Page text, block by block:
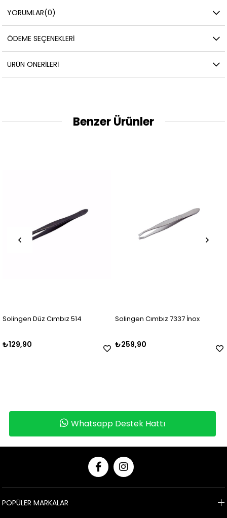
YORUMLAR(0)
ÖDEME SEÇENEKLERI
ÜRÜN ÖNERILERI
Benzer Ürünler
Cımbız 514 Solingen Cımbız 7337 İnox
₺259,90
Solingen
₺259,90
Whatsapp Destek Hattı
POPÜLER MARKALAR